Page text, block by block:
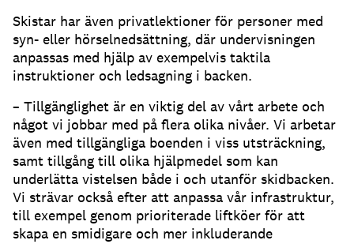
Skistar har även privatlektioner för personer med
syn- eller hörselnedsättning, där undervisningen
anpassas med hjälp av exempelvis taktila
instruktioner och ledsagning i backen.
– Tillgänglighet är en viktig del av vårt arbete och
något vi jobbar med på flera olika nivåer. Vi arbetar
även med tillgängliga boenden i viss utsträckning,
samt tillgång till olika hjälpmedel som kan
underlätta vistelsen både i och utanför skidbacken.
Vi strävar också efter att anpassa vår infrastruktur,
till exempel genom prioriterade liftköer för att
skapa en smidigare och mer inkluderande